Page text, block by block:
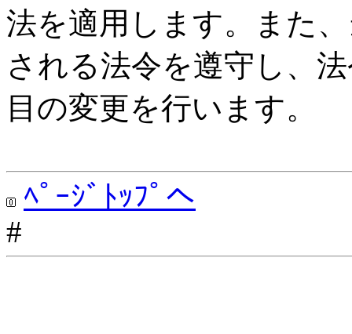
法を適用します。また
される法令を遵守し、
目の変更を行います。
ﾍﾟｰｼﾞﾄｯﾌﾟへ
#